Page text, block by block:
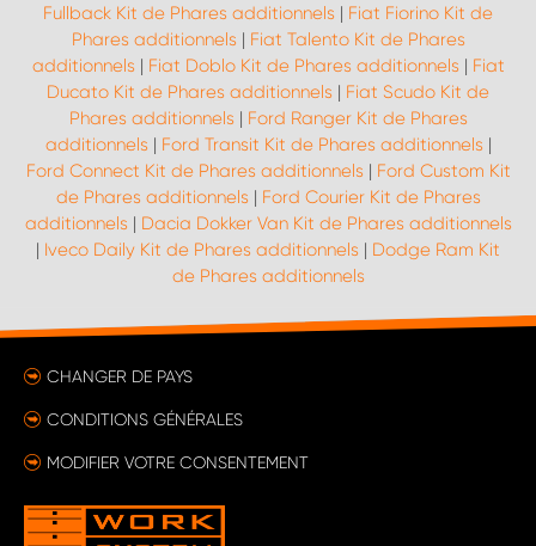
Fullback Kit de Phares additionnels | Fiat Fiorino Kit de
Phares additionnels | Fiat Talento Kit de Phares
additionnels | Fiat Doblo Kit de Phares additionnels | Fiat
Ducato Kit de Phares additionnels | Fiat Scudo Kit de
Phares additionnels | Ford Ranger Kit de Phares
additionnels | Ford Transit Kit de Phares additionnels |
Ford Connect Kit de Phares additionnels | Ford Custom Kit
de Phares additionnels | Ford Courier Kit de Phares
additionnels | Dacia Dokker Van Kit de Phares additionnels
| Iveco Daily Kit de Phares additionnels | Dodge Ram Kit
de Phares additionnels
CHANGER DE PAYS
CONDITIONS GÉNÉRALES
MODIFIER VOTRE CONSENTEMENT